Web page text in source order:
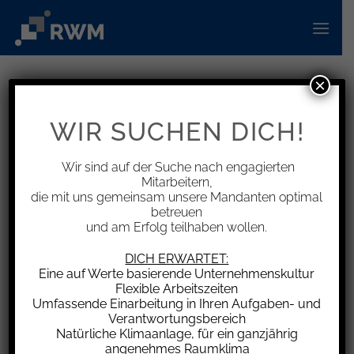
Inhalt
springen
Wichtige Änderungen durch das
Jahressteuergesetz 2024 seit
1.1.2025
Wer nach dem 31.12.2024 eine PV-Anlage mit
einer Bruttoleistung von max. 30 kW (peak) je
Wohn- / Gewerbeeinheit anschafft, in Betrieb
nimmt oder erweitert, erhält hieraus erzielte Ein-
künfte steuerfrei. Pro Person bzw.
WIR SUCHEN DICH!
Wir sind auf der Suche nach engagierten
Mitarbeitern,
die mit uns gemeinsam unsere Mandanten optimal
betreuen
und am Erfolg teilhaben wollen.
DICH ERWARTET:
Eine auf Werte basierende Unternehmenskultur
Flexible Arbeitszeiten
Umfassende Einarbeitung in Ihren Aufgaben- und
Verantwortungsbereich
Natürliche Klimaanlage, für ein ganzjährig
angenehmes Raumklima
×